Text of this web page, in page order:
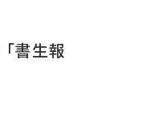
書生報